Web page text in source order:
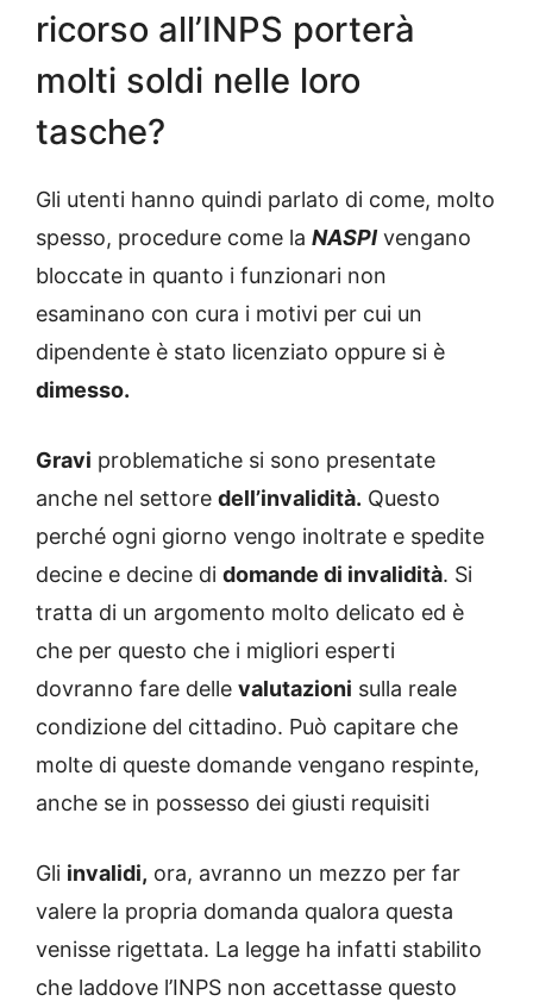
ricorso all’INPS porterà
molti soldi nelle loro
tasche?
Gli utenti hanno quindi parlato di come, molto
spesso, procedure come la NASPIvengano
bloccate in quanto i funzionari non
esaminano con cura i motivi per cui un
dipendente è stato licenziato oppure si è
dimesso.
Gravi problematiche si sono presentate
anche nel settore dell’invalidità. Questo
perché ogni giorno vengo inoltrate e spedite
decine e decine di domande di invalidità. Si
tratta di un argomento molto delicato ed è
che per questo che i migliori esperti
dovranno fare delle valutazioni sulla reale
condizione del cittadino. Può capitare che
molte di queste domande vengano respinte,
anche se in possesso dei giusti requisiti
Gli invalidi, ora, avranno un mezzo per far
valere la propria domanda qualora questa
venisse rigettata. La legge ha infatti stabilito
che laddove l’INPS non accettasse questo